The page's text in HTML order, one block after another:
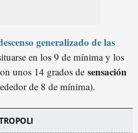
generalizado de las
en los 9 de mínima y los
unos 14 grados de sensación
de 8 de mínima).